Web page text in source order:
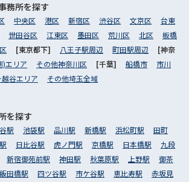
務所を探す
中央区 港区 新宿区 渋谷区 文京区
台東
世田谷区 江東区 墨田区 荒川区 北区
板橋
[東京都下] 八王子駅周辺 町田駅周辺
[神奈
)エリア その他神奈川区 [千葉] 船橋市
市川
越谷エリア その他埼玉全域
を探す
駅 池袋駅 品川駅 新橋駅 浜松町駅
田町
日比谷駅 虎ノ門駅 京橋駅 日本橋駅
九段
新宿御苑前駅 神田駅 秋葉原駅 上野駅
御茶
飯田橋駅 四ツ谷駅 市ケ谷駅 恵比寿駅
赤坂見